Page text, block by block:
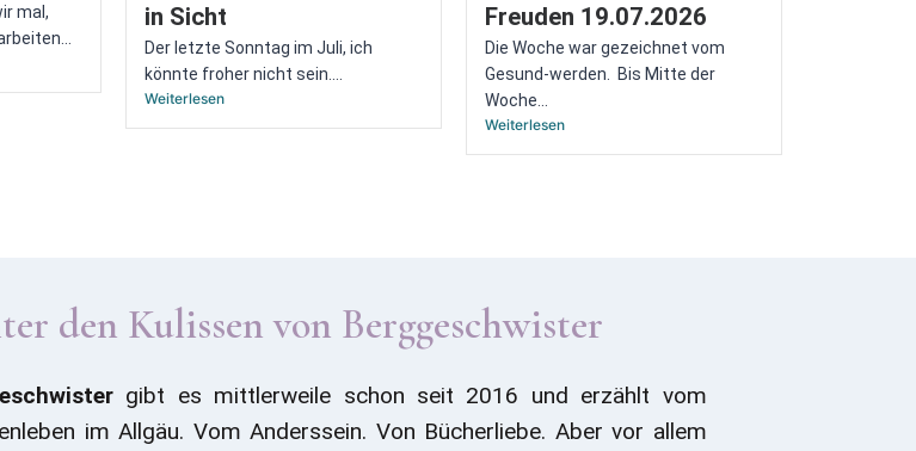
mal,
in Sicht
Der letzte Sonntag im Juli, ich
könnte froher nicht sein....
Weiterlesen
Freuden 19.07.2026
Die Woche war gezeichnet vom
Gesund-werden. Bis Mitte der
Woche...
Weiterlesen
den Kulissen von Berggeschwister
gibt es mittlerweile schon seit 2016 und erzählt vom
im Allgäu. Vom Anderssein. Von Bücherliebe. Aber vor allem